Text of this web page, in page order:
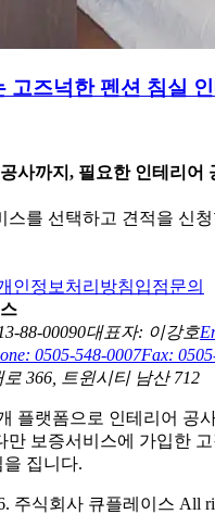
고즈넉한 펜션 침실
사까지, 필요한 인테리어
스를 선택하고 견적을 신청
인정보처리방침입점문의
88-00090대표자: 이강호
0505-548-0007Fax:
366, 트윈시티 남산 712
플랫폼으로 인테리어 공
만 보증서비스에 가입한 고
집니다.
주식회사 큐플레이스 All